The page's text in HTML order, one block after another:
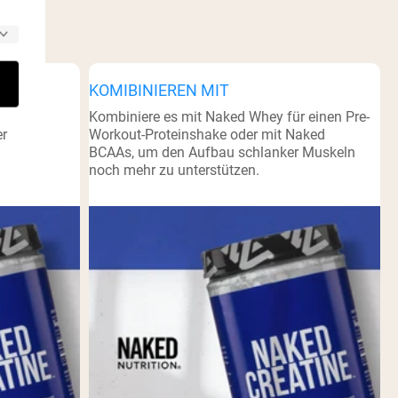
KOMIBINIEREN MIT
Kombiniere es mit Naked Whey für einen Pre-
Workout-Proteinshake oder mit Naked
BCAAs, um den Aufbau schlanker Muskeln
noch mehr zu unterstützen.